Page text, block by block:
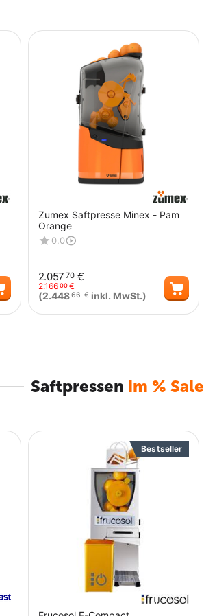
Zumex Saftpresse Minex - Pam
Orange
0.0
2.057 70 €
2.16600 €
(2.44866 €inkl. MwSt.)
Saftpressen im % Sale
Bestseller